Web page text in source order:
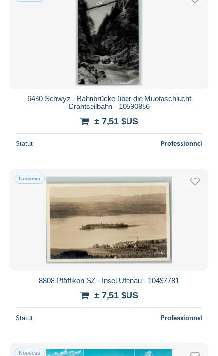
6430 Schwyz - Bahnbrücke über die Muotaschlucht
Drahtseilbahn - 10590856
± 7,51 $US
Statut Professionnel
Nouveau
8808 Pfäffikon SZ - Insel Ufenau - 10497781
± 7,51 $US
Statut Professionnel
Nouveau